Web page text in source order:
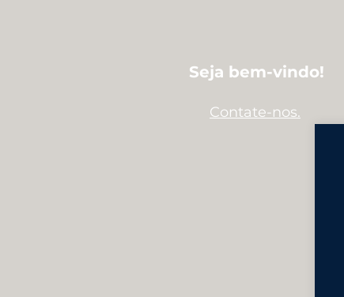
Seja bem-vindo!
Contate-nos.